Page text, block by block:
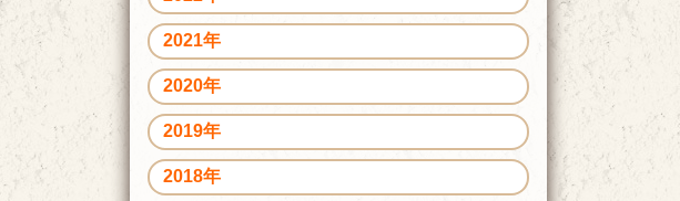
2021年
2020年
2019年
2018年